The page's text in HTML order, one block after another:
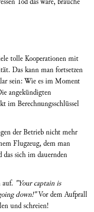
tolle Kooperationen mit
Das kann man fortsetzen
sein: Wie es im Moment
angekündigten
im Berechnungsschlüssel
der Betrieb nicht mehr
Flugzeug, dem man
sich im dauernden
"Your captain is
down!"Vor dem Aufprall
und schreien!